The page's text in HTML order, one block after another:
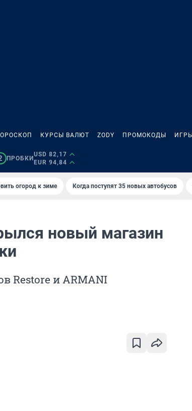
КУРСЫ ВАЛЮТ ZODY ПРОМОКОДЫ ИГРЫ
ПРОБКИ
USD 82,17
EUR 94,84
огород к зиме Когда поступят 35 новых автобусов
новый магазин
Restore и ARMANI